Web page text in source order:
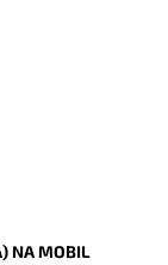
Jones
peněženky
NA MOBIL